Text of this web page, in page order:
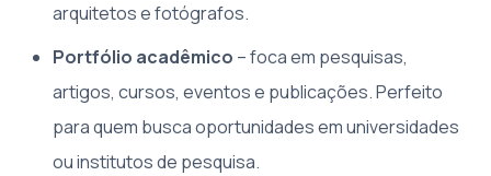
arquitetos e fotógrafos.
Portfólio acadêmico – foca em pesquisas,
artigos, cursos, eventos e publicações. Perfeito
para quem busca oportunidades em universidades
ou institutos de pesquisa.